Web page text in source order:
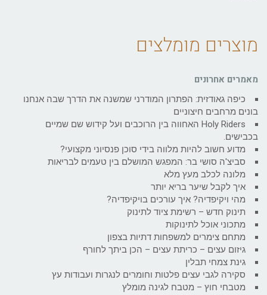
מוצרים מומלצים
מאמרים אחרונים
כיפה גאודזית: הפתרון המודרני שמשנה את הדרך שבה אנחנו
בונים מרחבים חיצוניים
Holy Riders האחווה בין הרוכבים ועל קידוש שם שמיים
בכבישים.
מדוע חשוב להיות מלווה בידי סוכן פנסיוני מקצועי?
סביצ'ה סושי בר: המפגש המושלם בין טעמים לבריאות
מלונה לכלב מעץ מלא
איך לקבל שיער בריא יותר
מהי ויקיפדיה? איך עורכים בויקיפדיה?
תינוק חדש – רשימת ציוד לתינוק
מתכוני אוכל לתינוקות
מתחם צימרים למשפחות דתיות בצפון
גיזום עצים – כריתת עצים – הכן ביתך לחורף
גינת צמחי תבלין
סקירה לגבי עצים פלטות וחומרים לנגרות ועבודות עץ
מטבחי חוץ – מטבח לגינה מומלץ